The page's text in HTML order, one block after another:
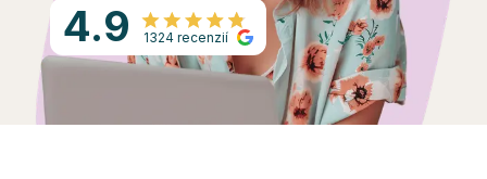
4.9 1324 recenzií